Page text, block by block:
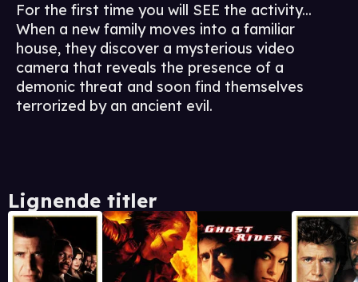
For the first time you will SEE the activity...
When a new family moves into a familiar
house, they discover a mysterious video
camera that reveals the presence of a
demonic threat and soon find themselves
terrorized by an ancient evil.
Lignende titler